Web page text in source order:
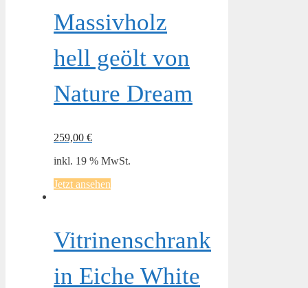
Massivholz
hell geölt von
Nature Dream
259,00 €
inkl. 19 % MwSt.
Jetzt ansehen
Vitrinenschrank
in Eiche White